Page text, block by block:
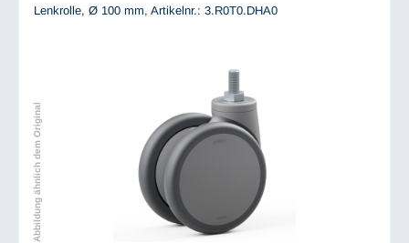
Lenkrolle, Ø 100 mm, Artikelnr.: 3.R0T0.DHA0
Abbildung ähnlich dem Original